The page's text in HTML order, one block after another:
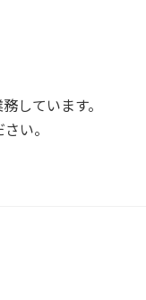
しています。
い。